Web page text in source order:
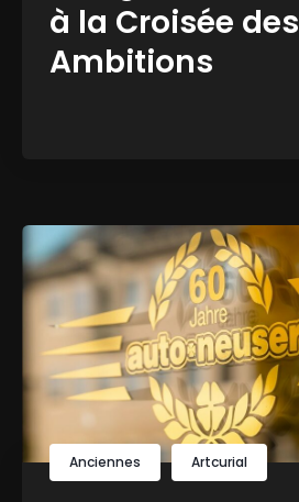
à la Croisée des
Ambitions
Anciennes Artcurial